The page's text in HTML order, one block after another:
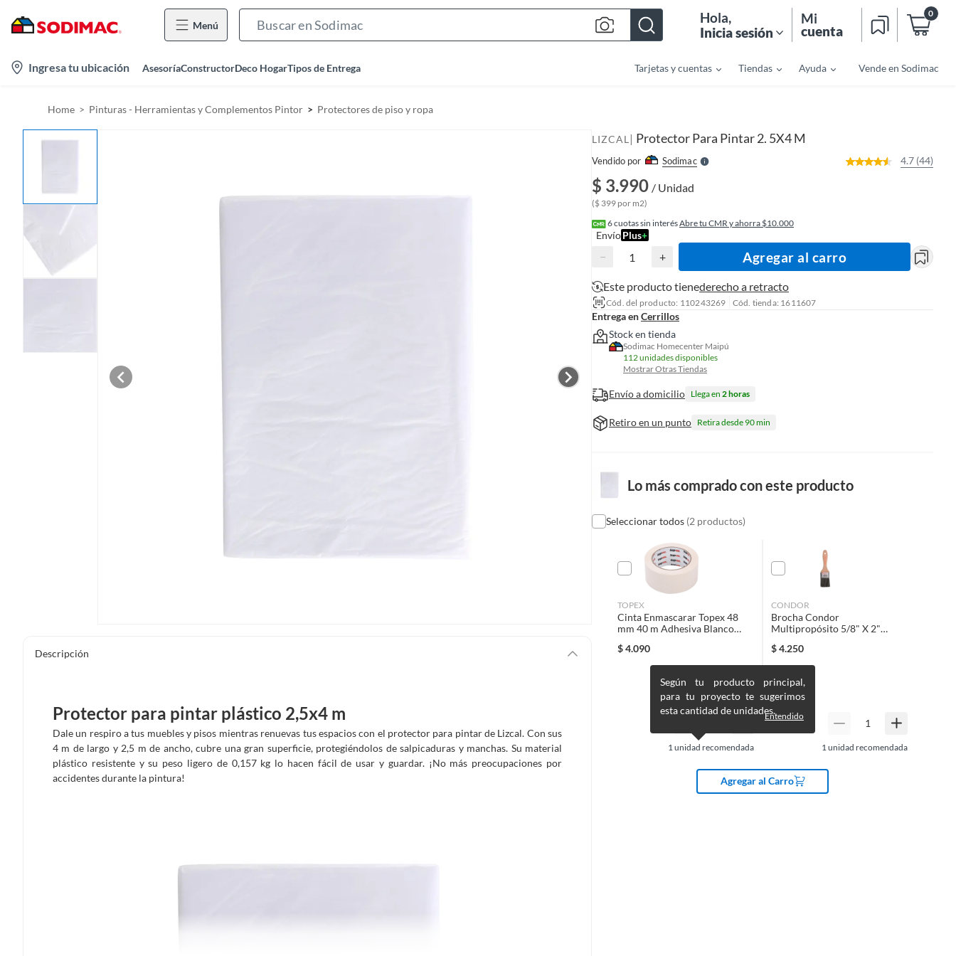
Menú Hola,
Inicia sesión
Mi
cuenta
0
Ingresa tu ubicación AsesoríaConstructorDeco HogarTipos de Entrega Tarjetas y cuentas Tiendas Ayuda Vende en Sodimac
Home Pinturas - Herramientas y Complementos Pintor Protectores de piso y ropa
Descripción
Protector para pintar plástico 2,5x4 m
Dale un respiro a tus muebles y pisos mientras renuevas tus espacios con el protector para pintar de Lizcal. Con sus
4 m de largo y 2,5 m de ancho, cubre una gran superficie, protegiéndolos de salpicaduras y manchas. Su material
plástico resistente y su peso ligero de 0,157 kg lo hacen fácil de usar y guardar. ¡No más preocupaciones por
accidentes durante la pintura!
LIZCAL | Protector Para Pintar 2. 5X4 M
Vendido por SodimacS
l
l
4.7 (44)
$ 3.990 / Unidad
($ 399 por m2)
6cuotas sin interésAbre tu CMR y ahorra $10.000
EnvíoPlus+
− + Agregar al carro
Este producto tienederecho a retracto
Cód. del producto: 110243269 Cód. tienda: 1611607
Entrega enCerrillos
Stock en tienda
Sodimac Homecenter Maipú
112 unidades disponibles
Mostrar Otras Tiendas
Envío a domicilio Llega en 2 horas
Retiro en un punto Retira desde 90 min
Lo más comprado con este producto
Seleccionar todos (2 productos)
TOPEX
Cinta Enmascarar Topex 48
mm 40 m Adhesiva Blanco
$4.090
1 unidad recomendada
Según tu producto principal,
para tu proyecto te sugerimos
esta cantidad de unidades.Entendido
CONDOR
Brocha Condor
Multipropósito 5/8" X 2"
$4.250
1 unidad recomendada
Agregar al Carro